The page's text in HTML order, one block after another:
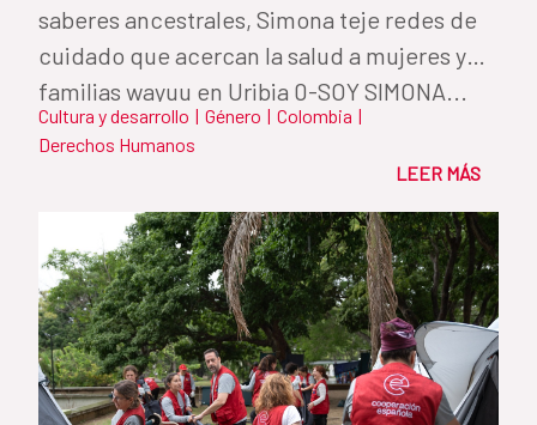
saberes ancestrales, Simona teje redes de
cuidado que acercan la salud a mujeres y
familias wayuu en Uribia 0-SOY SIMONA...
Cultura y desarrollo | Género | Colombia |
Derechos Humanos
LEER MÁS